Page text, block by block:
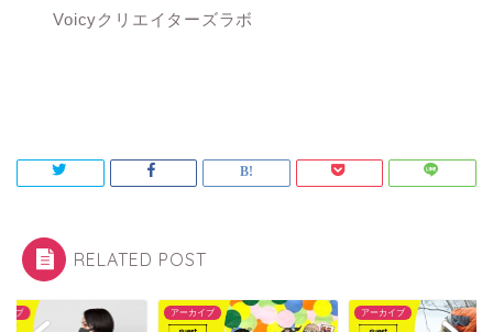
Voicyクリエイターズラボ
RELATED POST
イブ アーカイブ アーカイブ